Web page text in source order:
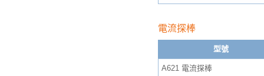
電流探棒
型號
A621 電流探棒